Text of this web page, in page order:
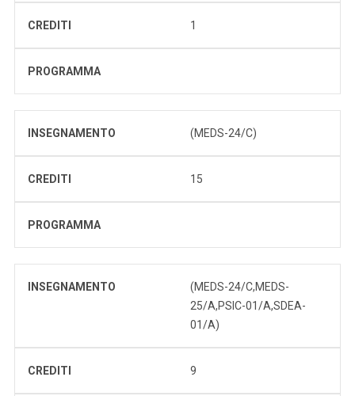
CREDITI 1
PROGRAMMA
INSEGNAMENTO (MEDS-24/C)
CREDITI 15
PROGRAMMA
INSEGNAMENTO
(MEDS-24/C,MEDS-
25/A,PSIC-01/A,SDEA-
01/A)
CREDITI 9